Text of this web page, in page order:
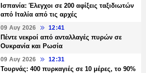
Ισπανία: Έλεγχοι σε 200 αφίξεις ταξιδιωτών
από Ιταλία από τις αρχές
09 Αυγ 2026 12:41
Πέντε νεκροί από ανταλλαγές πυρών σε
Ουκρανία και Ρωσία
09 Αυγ 2026 12:31
Τουρνάς: 400 πυρκαγιές σε 10 μέρες, το 90%